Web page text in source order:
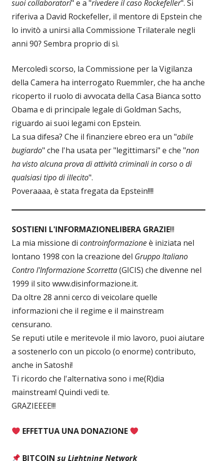
suoi collaboratori" e a "rivedere il caso Rockefeller". Si
riferiva a David Rockefeller, il mentore di Epstein che
lo invitò a unirsi alla Commissione Trilaterale negli
anni 90? Sembra proprio di sì.
Mercoledì scorso, la Commissione per la Vigilanza
della Camera ha interrogato Ruemmler, che ha anche
ricoperto il ruolo di avvocata della Casa Bianca sotto
Obama e di principale legale di Goldman Sachs,
riguardo ai suoi legami con Epstein.
La sua difesa? Che il finanziere ebreo era un "abile
bugiardo" che l'ha usata per "legittimarsi" e che "non
ha visto alcuna prova di attività criminali in corso o di
qualsiasi tipo di illecito".
Poveraaaa, è stata fregata da Epstein!!!!
SOSTIENI L'INFORMAZIONELIBERA GRAZIE!!!
La mia missione di controinformazioneè iniziata nel
lontano 1998 con la creazione del Gruppo Italiano
Contro l'Informazione Scorretta(GICIS) che divenne nel
1999 il sito www.disinformazione.it.
Da oltre 28 anni cerco di veicolare quelle
informazioni che il regime e il mainstream
censurano.
Se reputi utile e meritevole il mio lavoro, puoi aiutare
a sostenerlo con un piccolo (o enorme) contributo,
anche in Satoshi!
Ti ricordo che l'alternativa sono i me(R)dia
mainstream! Quindi vedi te.
GRAZIEEEE!!!
EFFETTUA UNA DONAZIONE
BITCOIN su Lightning Network